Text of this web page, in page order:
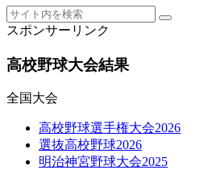
スポンサーリンク
高校野球大会結果
全国大会
高校野球選手権大会2026
選抜高校野球2026
明治神宮野球大会2025